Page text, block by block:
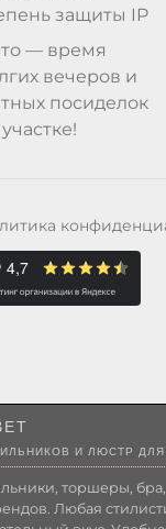
защиты IP
— время
вечеров и
посиделок
И ЛЮСТР
торшеры,
Любая